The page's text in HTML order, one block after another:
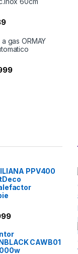
gas ORMAY
PPV400
CAWB01